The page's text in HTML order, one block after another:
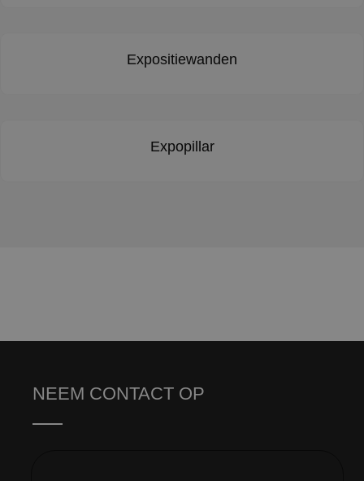
Expositiewanden
Expopillar
NEEM CONTACT OP